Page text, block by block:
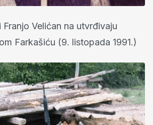
Franjo Velićan na utvrđivaju
Farkašiću (9. listopada 1991.)